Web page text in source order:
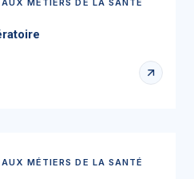
MÉTIERS DE LA SANTÉ
MÉTIERS DE LA SANTÉ